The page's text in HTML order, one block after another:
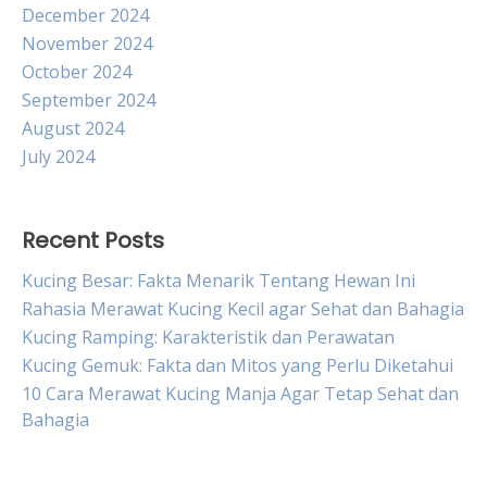
December 2024
November 2024
October 2024
September 2024
August 2024
July 2024
Recent Posts
Kucing Besar: Fakta Menarik Tentang Hewan Ini
Rahasia Merawat Kucing Kecil agar Sehat dan Bahagia
Kucing Ramping: Karakteristik dan Perawatan
Kucing Gemuk: Fakta dan Mitos yang Perlu Diketahui
10 Cara Merawat Kucing Manja Agar Tetap Sehat dan
Bahagia